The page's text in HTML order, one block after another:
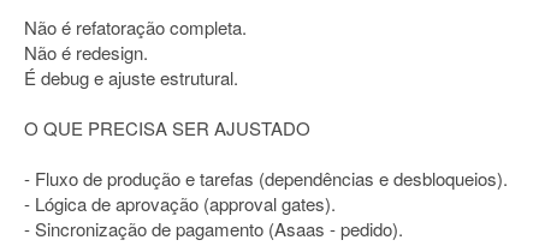
Não é refatoração completa.
Não é redesign.
É debug e ajuste estrutural.
O QUE PRECISA SER AJUSTADO
- Fluxo de produção e tarefas (dependências e desbloqueios).
- Lógica de aprovação (approval gates).
- Sincronização de pagamento (Asaas - pedido).